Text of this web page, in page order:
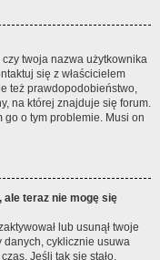
twoja nazwa użytkownika
się z właścicielem
też prawdopodobieństwo,
na której znajduje się forum.
go o tym problemie. Musi on
ale teraz nie mogę się
lub usunął twoje
danych, cyklicznie usuwa
Jeśli tak się stało,